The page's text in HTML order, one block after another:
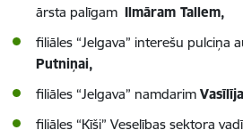
ārsta palīgam Ilmāram Tallem,
filiāles “Jelgava” interešu pulciņa
Putniņai,
filiāles “Jelgava” namdarim
filiāles “Ķīši” Veselības sektora